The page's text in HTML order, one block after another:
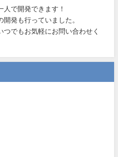
人で開発できます！
発も行っていました。
でもお気軽にお問い合わせく